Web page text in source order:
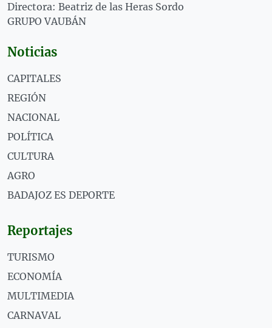
Directora: Beatriz de las Heras Sordo
GRUPO VAUBÁN
Noticias
CAPITALES
REGIÓN
NACIONAL
POLÍTICA
CULTURA
AGRO
BADAJOZ ES DEPORTE
Reportajes
TURISMO
ECONOMÍA
MULTIMEDIA
CARNAVAL